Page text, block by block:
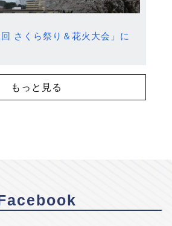
回 さくら祭り＆花火大会」に
もっと見る